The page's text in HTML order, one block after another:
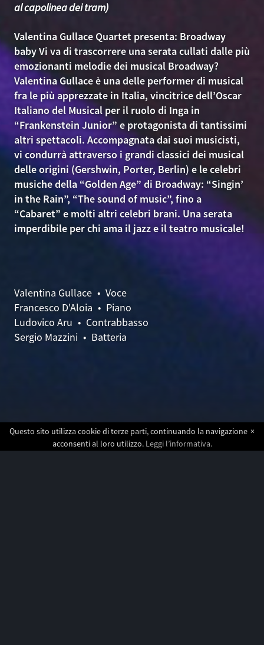
al capolinea dei tram)
Valentina Gullace Quartet presenta: Broadway
baby Vi va di trascorrere una serata cullati dalle più
emozionanti melodie dei musical Broadway?
Valentina Gullace è una delle performer di musical
fra le più apprezzate in Italia, vincitrice dell’Oscar
Italiano del Musical per il ruolo di Inga in
“Frankenstein Junior” e protagonista di tantissimi
altri spettacoli. Accompagnata dai suoi musicisti,
vi condurrà attraverso i grandi classici dei musical
delle origini (Gershwin, Porter, Berlin) e le celebri
musiche della “Golden Age” di Broadway: “Singin’
in the Rain”, “The sound of music”, fino a
“Cabaret” e molti altri celebri brani. Una serata
imperdibile per chi ama il jazz e il teatro musicale!
Valentina Gullace • Voce
Francesco D'Aloia • Piano
Ludovico Aru • Contrabbasso
Sergio Mazzini • Batteria
×
Questo sito utilizza cookie di terze parti, continuando la navigazione
acconsenti al loro utilizzo. Leggi l’informativa.